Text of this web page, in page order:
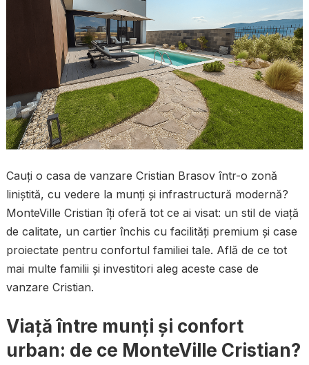
Cauți o casa de vanzare Cristian Brasov într-o zonă
liniștită, cu vedere la munți și infrastructură modernă?
MonteVille Cristian îți oferă tot ce ai visat: un stil de viață
de calitate, un cartier închis cu facilități premium și case
proiectate pentru confortul familiei tale. Află de ce tot
mai multe familii și investitori aleg aceste case de
vanzare Cristian.
Viață între munți și confort
urban: de ce MonteVille Cristian?